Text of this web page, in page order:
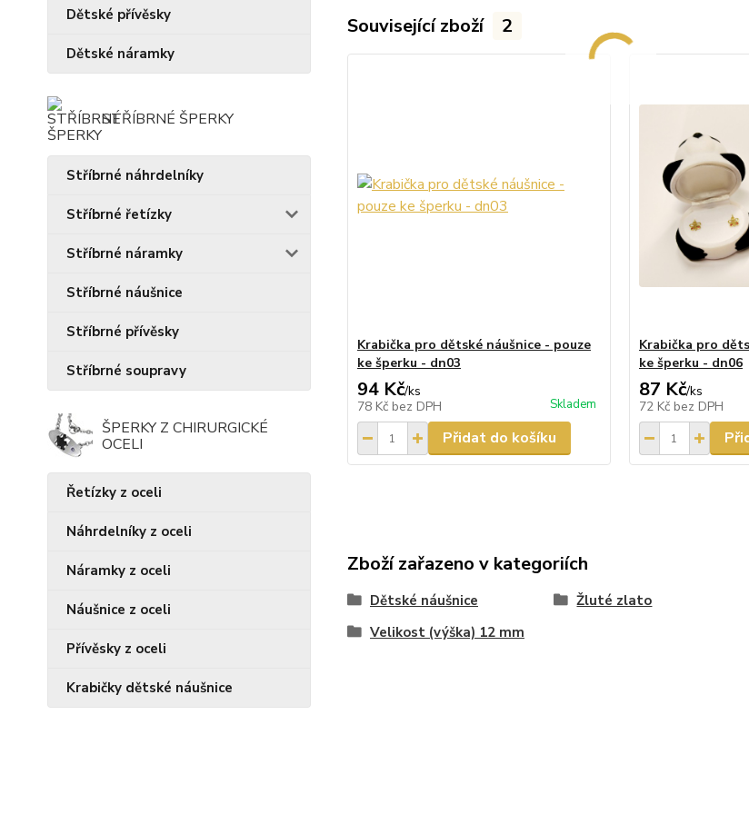
Dětské přívěsky
Dětské náramky
STŘÍBRNÉ ŠPERKY
Stříbrné náhrdelníky
Stříbrné řetízky
Stříbrné náramky
Stříbrné náušnice
Stříbrné přívěsky
Stříbrné soupravy
ŠPERKY Z CHIRURGICKÉ
OCELI
Řetízky z oceli
Náhrdelníky z oceli
Náramky z oceli
Náušnice z oceli
Přívěsky z oceli
Krabičky dětské náušnice
Související zboží 2
Krabička pro dětské náušnice - pouze
ke šperku - dn03
94 Kč/ks
78 Kč bez DPH Skladem
Přidat do košíku
Krabička pro
ke šperku - dn06
87 Kč/ks
72 Kč bez DPH
Zboží zařazeno v kategoriích
Dětské náušnice Žluté zlato
Velikost (výška) 12 mm